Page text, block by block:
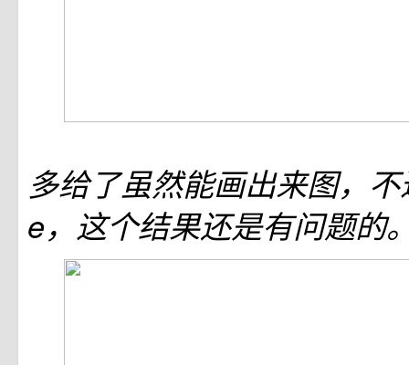
多给了虽然能画出来图，
e，这个结果还是有问题的